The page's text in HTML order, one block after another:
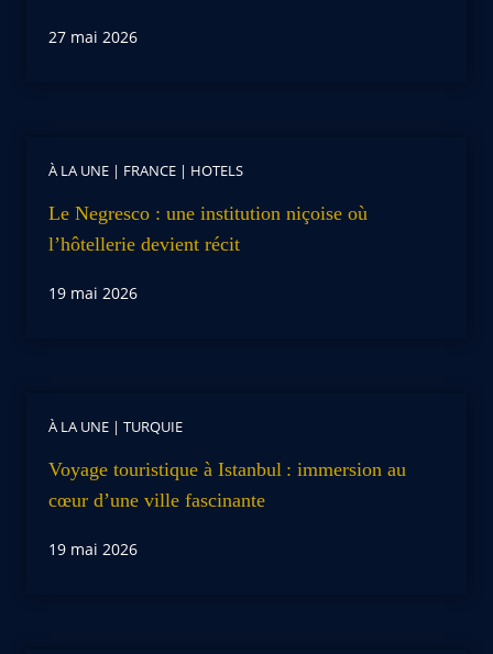
27 mai 2026
À LA UNE | FRANCE | HOTELS
Le Negresco : une institution niçoise où
l’hôtellerie devient récit
19 mai 2026
À LA UNE | TURQUIE
Voyage touristique à Istanbul : immersion au
cœur d’une ville fascinante
19 mai 2026